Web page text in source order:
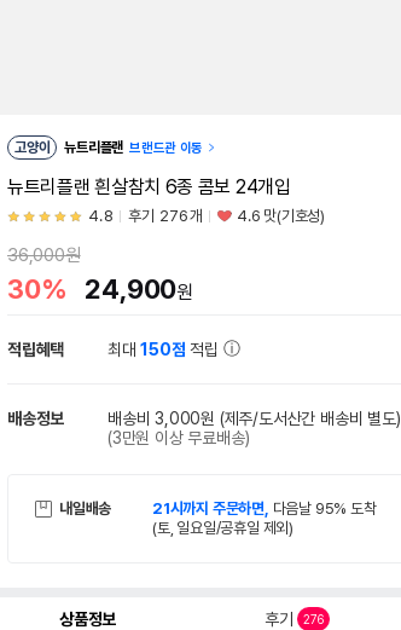
고양이 뉴트리플랜 브랜드관 이동
뉴트리플랜 흰살참치 6종 콤보 24개입
4.8 후기 276개 4.6 맛(기호성)
36,000원
30% 24,900원
적립혜택 최대150점 적립
배송정보 배송비 3,000원 (제주/도서산간 배송비 별도)
(3만원 이상 무료배송)
내일배송 21시까지 주문하면, 다음날 95% 도착
(토, 일요일/공휴일 제외)
상품정보 후기 276